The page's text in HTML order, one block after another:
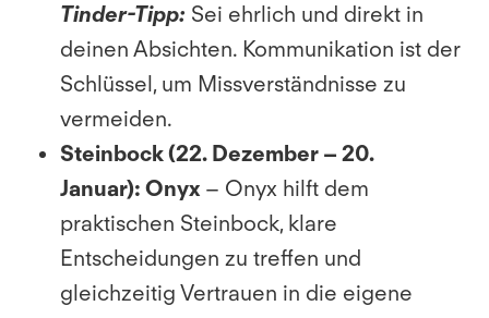
Tinder-Tipp: Sei ehrlich und direkt in
deinen Absichten. Kommunikation ist der
Schlüssel, um Missverständnisse zu
vermeiden.
Steinbock (22. Dezember – 20.
Januar): Onyx – Onyx hilft dem
praktischen Steinbock, klare
Entscheidungen zu treffen und
gleichzeitig Vertrauen in die eigene